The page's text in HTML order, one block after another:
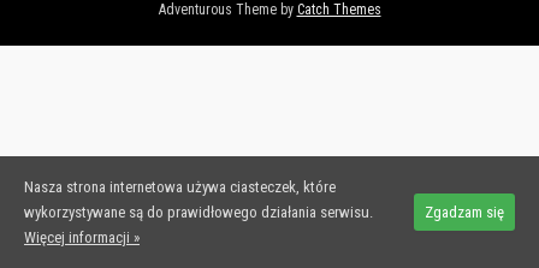
Adventurous Theme by Catch Themes
Nasza strona internetowa używa ciasteczek, które
wykorzystywane są do prawidłowego działania serwisu.
Więcej informacji »
Zgadzam się